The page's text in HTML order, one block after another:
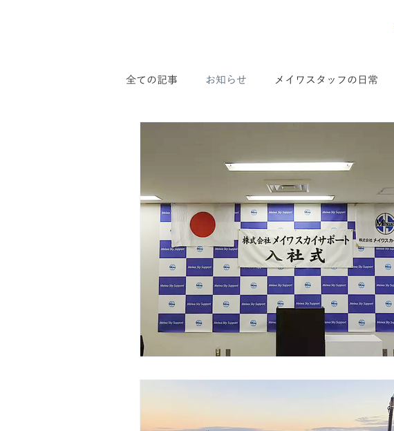
全ての記事 お知らせ メイワスタッフの日常